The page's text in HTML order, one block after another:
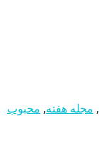
, مجله هفته, محبوب